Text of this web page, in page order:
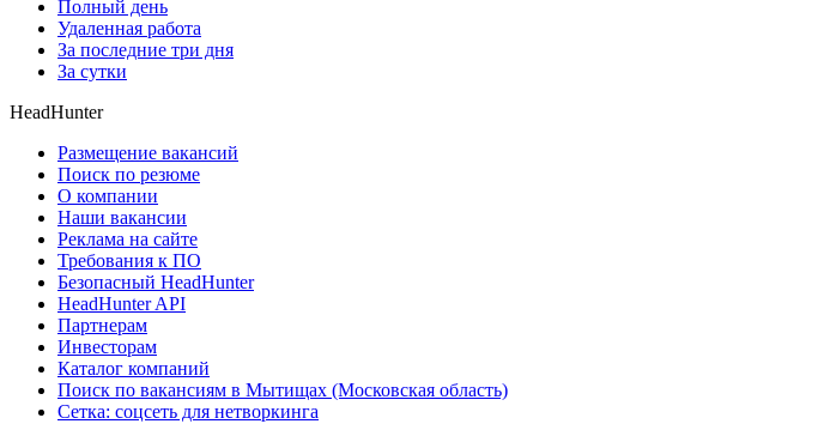
Полный день
Удаленная работа
За последние три дня
За сутки
HeadHunter
Размещение вакансий
Поиск по резюме
О компании
Наши вакансии
Реклама на сайте
Требования к ПО
Безопасный HeadHunter
HeadHunter API
Партнерам
Инвесторам
Каталог компаний
Поиск по вакансиям в Мытищах (Московская область)
Сетка: соцсеть для нетворкинга